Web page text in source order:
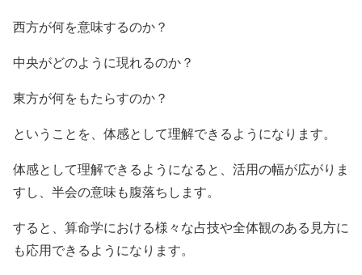
西方が何を意味するのか？
中央がどのように現れるのか？
東方が何をもたらすのか？
ということを、体感として理解できるようになります。
体感として理解できるようになると、活用の幅が広がりま
すし、半会の意味も腹落ちします。
すると、算命学における様々な占技や全体観のある見方に
も応用できるようになります。